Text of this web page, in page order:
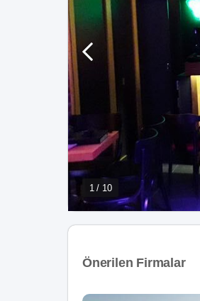
1 / 10
Önerilen Firmalar